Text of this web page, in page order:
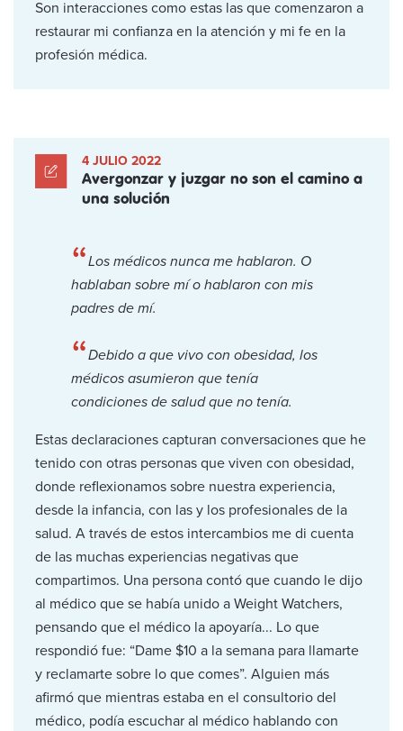
Son interacciones como estas las que comenzaron a
restaurar mi confianza en la atención y mi fe en la
profesión médica.
4 JULIO 2022
Avergonzar y juzgar no son el camino a
una solución
“Los médicos nunca me hablaron. O
hablaban sobre mí o hablaron con mis
padres de mí.
“Debido a que vivo con obesidad, los
médicos asumieron que tenía
condiciones de salud que no tenía.
Estas declaraciones capturan conversaciones que he
tenido con otras personas que viven con obesidad,
donde reflexionamos sobre nuestra experiencia,
desde la infancia, con las y los profesionales de la
salud. A través de estos intercambios me di cuenta
de las muchas experiencias negativas que
compartimos. Una persona contó que cuando le dijo
al médico que se había unido a Weight Watchers,
pensando que el médico la apoyaría... Lo que
respondió fue: “Dame $10 a la semana para llamarte
y reclamarte sobre lo que comes”. Alguien más
afirmó que mientras estaba en el consultorio del
médico, podía escuchar al médico hablando con